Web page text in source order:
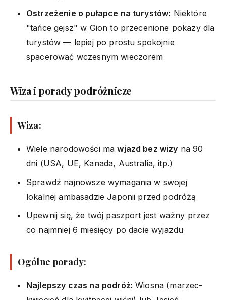
Ostrzeżenie o pułapce na turystów: Niektóre
"tańce gejsz" w Gion to przecenione pokazy dla
turystów — lepiej po prostu spokojnie
spacerować wczesnym wieczorem
Wiza i porady podróżnicze
Wiza:
Wiele narodowości mawjazd bez wizy na 90
dni (USA, UE, Kanada, Australia, itp.)
Sprawdź najnowsze wymagania w swojej
lokalnej ambasadzie Japonii przed podróżą
Upewnij się, że twój paszport jest ważny przez
co najmniej 6 miesięcy po dacie wyjazdu
Ogólne porady:
Najlepszy czas na podróż: Wiosna (marzec-